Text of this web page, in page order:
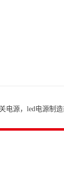
源，led电源制